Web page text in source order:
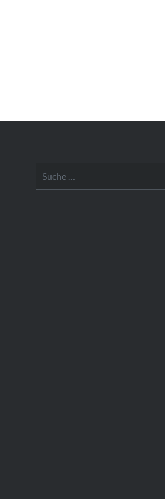
nach: